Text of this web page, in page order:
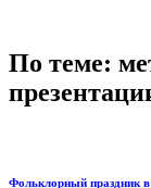
По теме:
Фольклорный праздник